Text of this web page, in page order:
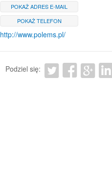
POKAŻ ADRES E-MAIL
POKAŻ TELEFON
http://www.polems.pl/
Podziel się: